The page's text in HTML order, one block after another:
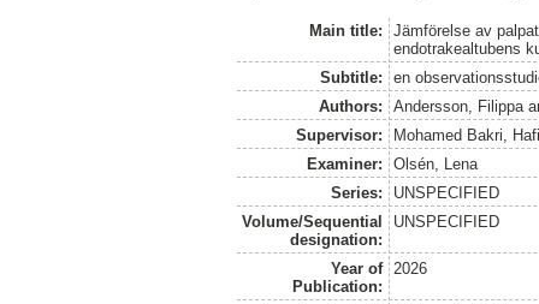
Main title:
Jämförelse av
endotrakealtubens
Subtitle:
en
Authors:
Andersson, Filippa
Supervisor:
Mohamed Bakri,
Examiner:
Olsén, Lena
Series:
UNSPECIFIED
Volume/Sequential
designation:
UNSPECIFIED
Year of
Publication:
2026